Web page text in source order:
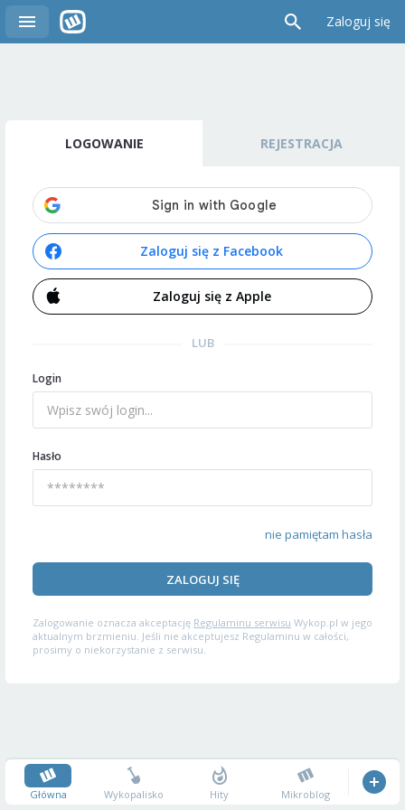
Zaloguj się
LOGOWANIE REJESTRACJA
Zaloguj się z Facebook
Zaloguj się z Apple
LUB
Login
Hasło
nie pamiętam hasła
ZALOGUJ SIĘ
Zalogowanie oznacza akceptację Regulaminu serwisu Wykop.pl w jego
aktualnym brzmieniu. Jeśli nie akceptujesz Regulaminu w całości,
prosimy o niekorzystanie z serwisu.
Główna Wykopalisko Hity Mikroblog